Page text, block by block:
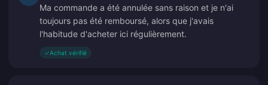
Ma commande a été annulée sans raison et je n'ai
toujours pas été remboursé, alors que j'avais
l'habitude d'acheter ici régulièrement.
✓Achat vérifié